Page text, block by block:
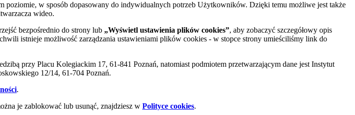
w sposób dopasowany do indywidualnych potrzeb Użytkowników. Dzięki temu możliwe jest także
wideo.
bezpośrednio do strony lub „Wyświetl ustawienia plików cookies”, aby zobaczyć szczegółowy opis
istnieje możliwość zarządzania ustawieniami plików cookies - w stopce strony umieściliśmy link do
przy Placu Kolegiackim 17, 61-841 Poznań, natomiast podmiotem przetwarzającym dane jest Instytut
12/14, 61-704 Poznań.
.
je zablokować lub usunąć, znajdziesz w Polityce cookies.